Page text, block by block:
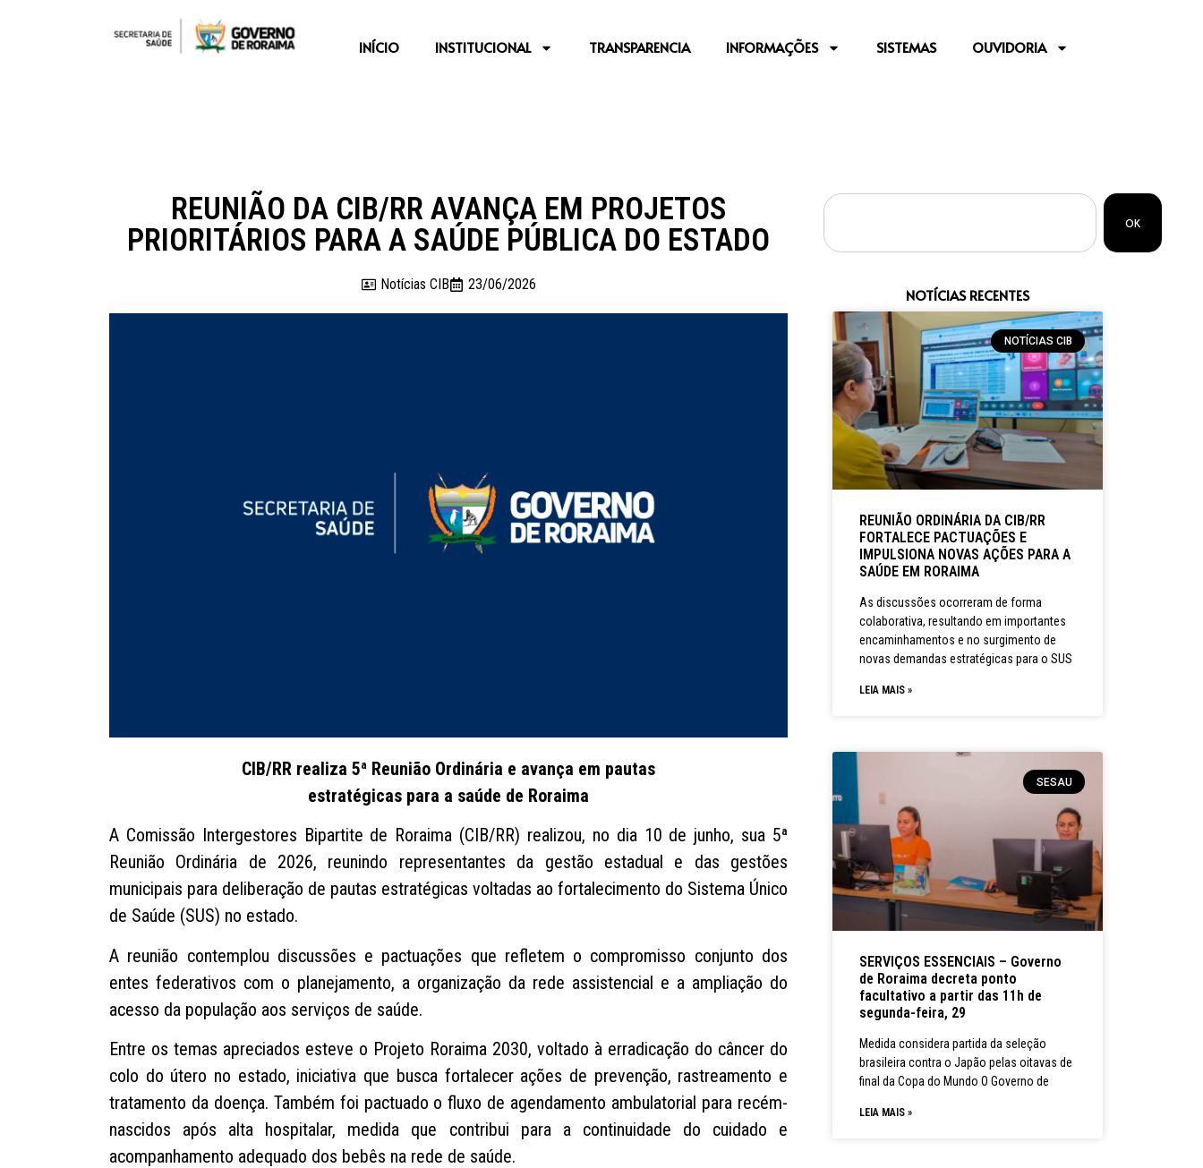
INÍCIO INSTITUCIONAL TRANSPARENCIA INFORMAÇÕES SISTEMAS OUVIDORIA
REUNIÃO DA CIB/RR AVANÇA EM PROJETOS
PRIORITÁRIOS PARA A SAÚDE PÚBLICA DO ESTADO
Notícias CIB 23/06/2026
CIB/RR realiza 5ª Reunião Ordinária e avança em pautas
estratégicas para a saúde de Roraima
A Comissão Intergestores Bipartite de Roraima (CIB/RR) realizou, no dia 10 de junho, sua 5ª
Reunião Ordinária de 2026, reunindo representantes da gestão estadual e das gestões
municipais para deliberação de pautas estratégicas voltadas ao fortalecimento do Sistema Único
de Saúde (SUS) no estado.
A reunião contemplou discussões e pactuações que refletem o compromisso conjunto dos
entes federativos com o planejamento, a organização da rede assistencial e a ampliação do
acesso da população aos serviços de saúde.
Entre os temas apreciados esteve o Projeto Roraima 2030, voltado à erradicação do câncer do
colo do útero no estado, iniciativa que busca fortalecer ações de prevenção, rastreamento e
tratamento da doença. Também foi pactuado o fluxo de agendamento ambulatorial para recém-
nascidos após alta hospitalar, medida que contribui para a continuidade do cuidado e
acompanhamento adequado dos bebês na rede de saúde.
OK
NOTÍCIAS RECENTES
NOTÍCIAS CIB
REUNIÃO ORDINÁRIA DA CIB/RR
FORTALECE PACTUAÇÕES E
IMPULSIONA NOVAS AÇÕES PARA A
SAÚDE EM RORAIMA
As discussões ocorreram de forma
colaborativa, resultando em importantes
encaminhamentos e no surgimento de
novas demandas estratégicas para o SUS
LEIA MAIS »
SESAU
SERVIÇOS ESSENCIAIS – Governo
de Roraima decreta ponto
facultativo a partir das 11h de
segunda-feira, 29
Medida considera partida da seleção
brasileira contra o Japão pelas oitavas de
final da Copa do Mundo O Governo de
LEIA MAIS »